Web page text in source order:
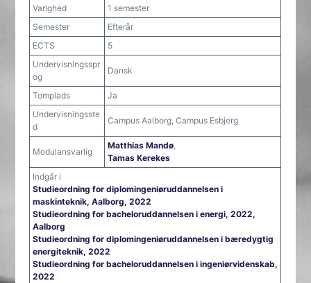
Varighed
1 semester
Semester
Efterår
ECTS
5
Undervisningsspr
og
Dansk
Tomplads
Ja
Undervisningsste
d
Campus Aalborg, Campus Esbjerg
Modulansvarlig
Matthias Mandø,
Tamas Kerekes
Indgår i
Studieordning for diplomingeniøruddannelsen i
maskinteknik, Aalborg, 2022
Studieordning for bacheloruddannelsen i energi, 2022,
Aalborg
Studieordning for diplomingeniøruddannelsen i bæredygtig
energiteknik, 2022
Studieordning for bacheloruddannelsen i ingeniørvidenskab,
2022